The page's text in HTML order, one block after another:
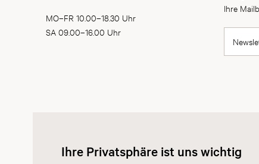
Ihre Privatsphäre ist uns wichtig
MO–FR 10.00–18.30 Uhr
SA 09.00–16.00 Uhr
Ihre